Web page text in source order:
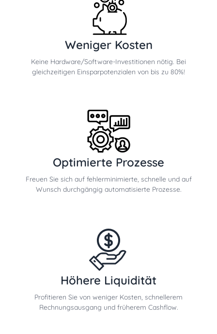
Weniger Kosten
Keine Hardware/Software-Investitionen nötig. Bei
gleichzeitigen Einsparpotenzialen von bis zu 80%!
Optimierte Prozesse
Freuen Sie sich auf fehlerminimierte, schnelle und auf
Wunsch durchgängig automatisierte Prozesse.
Höhere Liquidität
Profitieren Sie von weniger Kosten, schnellerem
Rechnungsausgang und früherem Cashflow.